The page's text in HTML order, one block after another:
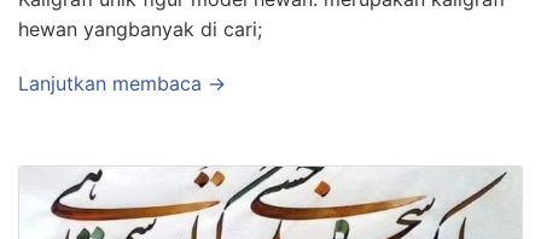
hewan yangbanyak di cari;
Lanjutkan membaca →